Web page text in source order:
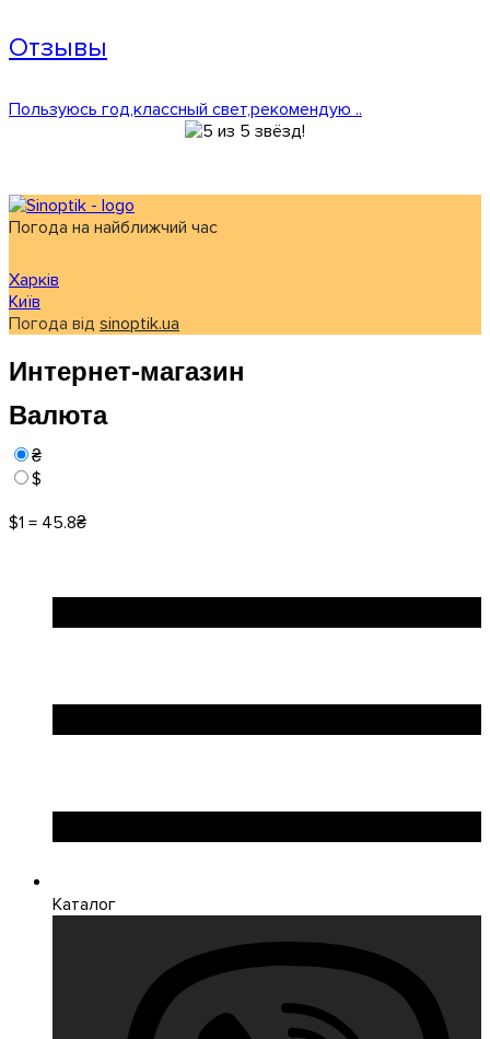
Отзывы
Пользуюсь год,классный свет,рекомендую ..
Погода на найближчий час
Харків
Київ
Погода від sinoptik.ua
Интернет-магазин
Валюта
₴
$
$1 = 45.8₴
Каталог